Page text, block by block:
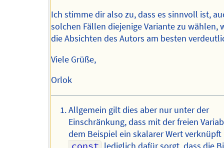
Ich stimme dir also zu, dass es sinnvoll ist,
solchen Fällen diejenige Variante zu wählen,
die Absichten des Autors am besten
Viele Grüße,
Orlok
Allgemein gilt dies aber nur unter der
Einschränkung, dass mit der freien
dem Beispiel ein skalarer Wert verknüpft